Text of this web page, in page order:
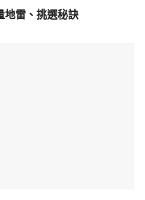
地雷、挑選秘訣